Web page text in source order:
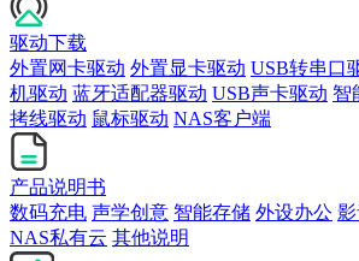
驱动下载
外置网卡驱动 外置显卡驱动 USB转串口
机驱动 蓝牙适配器驱动 USB声卡驱动 智
拷线驱动 鼠标驱动 NAS客户端
产品说明书
数码充电 声学创意 智能存储 外设办公
NAS私有云 其他说明